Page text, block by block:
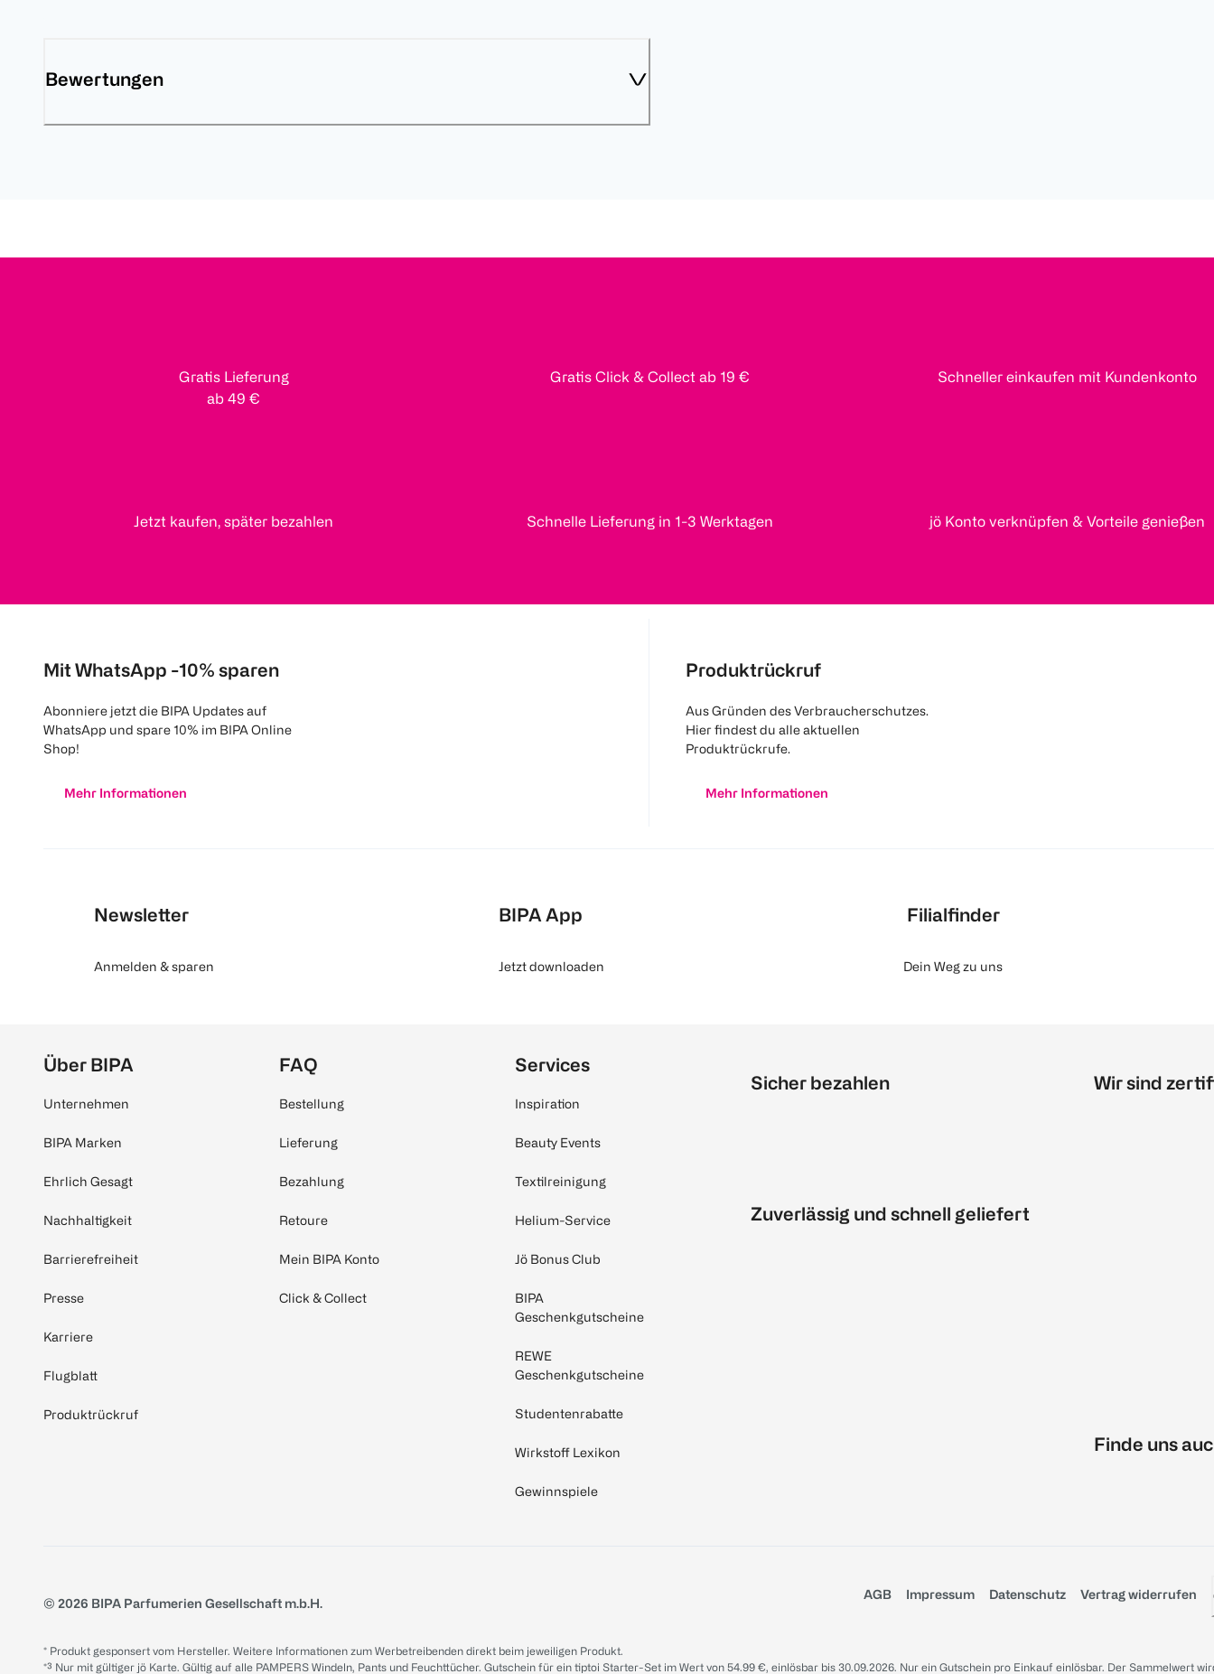
Bewertungen
Gratis Lieferung
ab 49 €
Gratis Click & Collect ab 19 € Schneller einkaufen mit Kundenkonto
Jetzt kaufen, später bezahlen Schnelle Lieferung in 1-3 Werktagen jö Konto verknüpfen & Vorteile genießen
Mit WhatsApp -10% sparen
Abonniere jetzt die BIPA Updates auf
WhatsApp und spare 10% im BIPA Online
Shop!
Mehr Informationen
Produktrückruf
Aus Gründen des Verbraucherschutzes.
Hier findest du alle aktuellen
Produktrückrufe.
Mehr Informationen
Newsletter
Anmelden & sparen
BIPA App
Jetzt downloaden
Filialfinder
Dein Weg zu uns
Über BIPA
Unternehmen
BIPA Marken
Ehrlich Gesagt
Nachhaltigkeit
Barrierefreiheit
Presse
Karriere
Flugblatt
Produktrückruf
FAQ
Bestellung
Lieferung
Bezahlung
Retoure
Mein BIPA Konto
Click & Collect
Services
Inspiration
Beauty Events
Textilreinigung
Helium-Service
Jö Bonus Club
BIPA
Geschenkgutscheine
REWE
Geschenkgutscheine
Studentenrabatte
Wirkstoff Lexikon
Gewinnspiele
Sicher bezahlen
Zuverlässig und schnell geliefert
Wir sind
Finde uns
© 2026 BIPA Parfumerien Gesellschaft m.b.H.
AGB Impressum Datenschutz Vertrag widerrufen
* Produkt gesponsert vom Hersteller. Weitere Informationen zum Werbetreibenden direkt beim jeweiligen Produkt.
*³ Nur mit gültiger jö Karte. Gültig auf alle PAMPERS Windeln, Pants und Feuchttücher. Gutschein für ein tiptoi Starter-Set im Wert von 54.99 €, einlösbar bis 30.09.2026. Nur ein Gutschein pro Einkauf einlösbar. Der Sammelwert